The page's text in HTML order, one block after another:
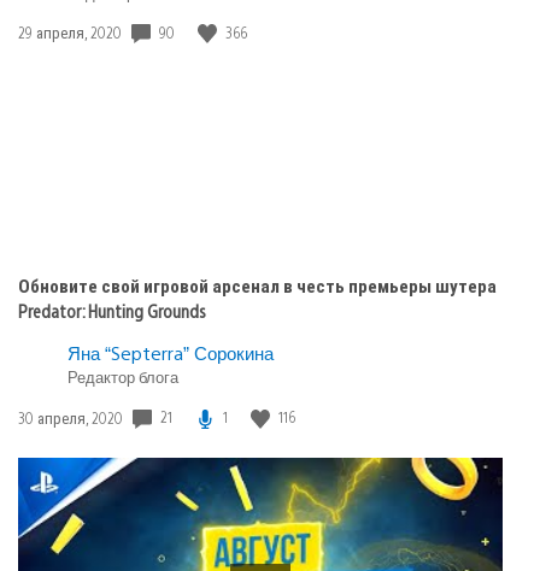
Дата
29 апреля, 2020 90 366
Обновите свой игровой арсенал в честь премьеры шутера
Predator: Hunting Grounds
Яна “Septerra” Сорокина
Редактор блога
Дата
30 апреля, 2020 21 1 116